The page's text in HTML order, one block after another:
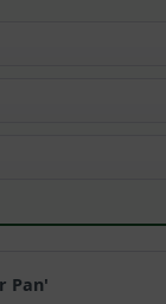
Pan'